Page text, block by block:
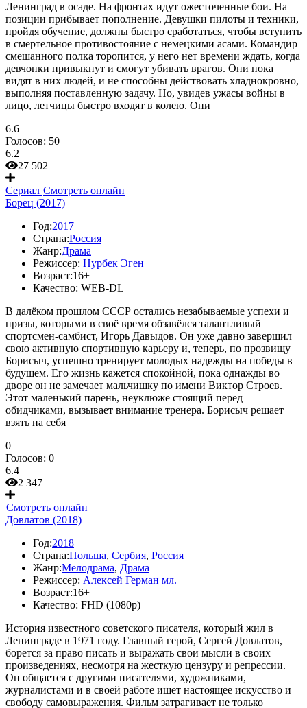
Ленинград в осаде. На фронтах идут ожесточенные бои. На
позиции прибывает пополнение. Девушки пилоты и техники,
пройдя обучение, должны быстро сработаться, чтобы вступить
в смертельное противостояние с немецкими асами. Командир
смешанного полка торопится, у него нет времени ждать, когда
девчонки привыкнут и смогут убивать врагов. Они пока
видят в них людей, и не способны действовать хладнокровно,
выполняя поставленную задачу. Но, увидев ужасы войны в
лицо, летчицы быстро входят в колею. Они
6.6
Голосов: 50
6.2
27 502
Сериал Смотреть онлайн
Борец (2017)
Год:2017
Страна:Россия
Жанр:Драма
Режиссер: Нурбек Эген
Возраст:16+
Качество: WEB-DL
В далёком прошлом СССР остались незабываемые успехи и
призы, которыми в своё время обзавёлся талантливый
спортсмен-самбист, Игорь Давыдов. Он уже давно завершил
свою активную спортивную карьеру и, теперь, по прозвищу
Борисыч, успешно тренирует молодых надежды на победы в
будущем. Его жизнь кажется спокойной, пока однажды во
дворе он не замечает мальчишку по имени Виктор Строев.
Этот маленький парень, неуклюже стоящий перед
обидчиками, вызывает внимание тренера. Борисыч решает
взять на себя
0
Голосов: 0
6.4
2 347
Смотреть онлайн
Довлатов (2018)
Год:2018
Страна:Польша, Сербия, Россия
Жанр:Мелодрама, Драма
Режиссер: Алексей Герман мл.
Возраст:16+
Качество: FHD (1080p)
История известного советского писателя, который жил в
Ленинграде в 1971 году. Главный герой, Сергей Довлатов,
борется за право писать и выражать свои мысли в своих
произведениях, несмотря на жесткую цензуру и репрессии.
Он общается с другими писателями, художниками,
журналистами и в своей работе ищет настоящее искусство и
свободу самовыражения. Фильм затрагивает не только